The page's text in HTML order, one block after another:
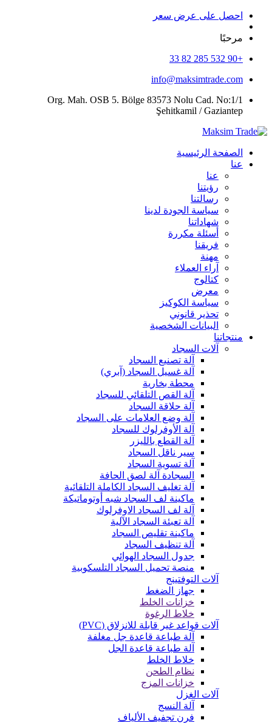
احصل على عرض سعر
مرحبًا
+90 532 285 82 33
info@maksimtrade.com
Org. Mah. OSB 5. Bölge 83573 Nolu Cad. No:1/1
Şehitkamil / Gaziantep
الصفحة الرئيسية
عنا
عنا
رؤيتنا
رسالتنا
سياسة الجودة لدينا
شهاداتنا
أسئلة مكررة
فريقنا
مهنة
آراء العملاء
كتالوج
معرض
سياسة الكوكيز
تحذير قانوني
البيانات الشخصية
منتجاتنا
آلات السجاد
آلة تصنيع السجاد
آلة غسيل السجاد (آبري)
محطة بخارية
آلة القص التلقائي للسجاد
آلة حلاقة السجاد
آلة وضع العلامات على السجاد
آلة الأوفرلوك للسجاد
آلة القطع بالليزر
سير ناقل السجاد
آلة تسوية السجاد
السجادة آلة لصق الحافة
آلة تغليف السجاد الكاملة التلقائية
ماكينة لف السجاد شبه أوتوماتيكة
آلة لف السجاد الاوفرلوك
آلة تعبئة السجاد الآلية
ماكينة تقليص السجاد
آلة تنظيف السجاد
جدول السجاد الهوائي
منصة تحميل السجاد التلسكوبية
آلات التوفتينج
جهاز الضغط
خزانات الخلط
خلاط الرغوة
آلات قواعد غير قابلة للانزلاق (PVC)
آلة طباعة قاعدة جل مغلفة
آلة طباعة قاعدة الجل
خلاط الخلط
نظام الطحن
خزانات المزج
آلات الغزل
آلة النسج
فرن تجفيف الألياف